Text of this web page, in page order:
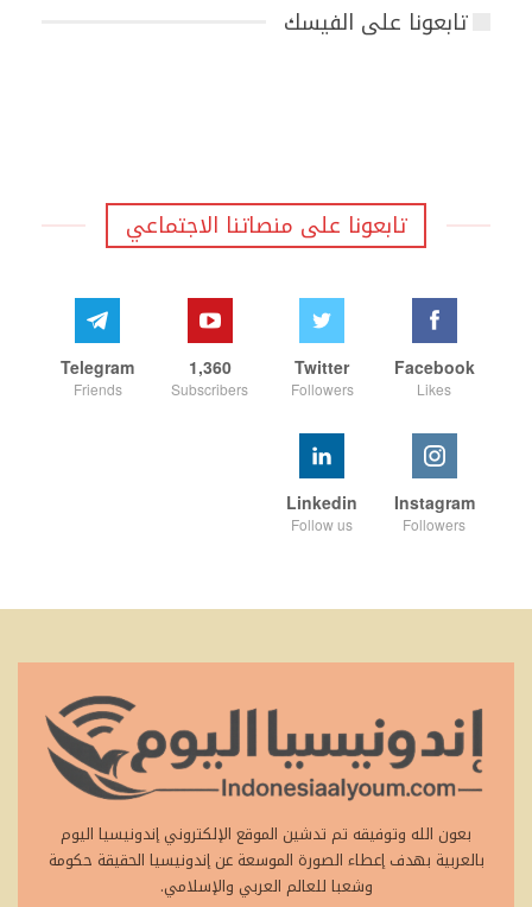
تابعونا على الفيسك
تابعونا على منصاتنا الاجتماعي
Facebook
Likes
Twitter
Followers
1,360
Subscribers
Telegram
Friends
Instagram
Followers
Linkedin
Follow us
بعون الله وتوفيقه تم تدشين الموقع الإلكتروني إندونيسيا اليوم
بالعربية بهدف إعطاء الصورة الموسعة عن إندونيسيا الحقيقة حكومة
وشعبا للعالم العربي والإسلامي.